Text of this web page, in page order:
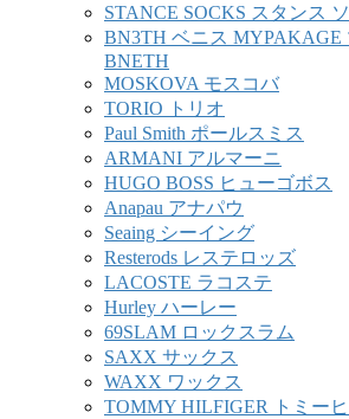
STANCE SOCKS スタンス
BN3TH ベニス MYPAKAGE
BNETH
MOSKOVA モスコバ
TORIO トリオ
Paul Smith ポールスミス
ARMANI アルマーニ
HUGO BOSS ヒューゴボス
Anapau アナパウ
Seaing シーイング
Resterods レステロッズ
LACOSTE ラコステ
Hurley ハーレー
69SLAM ロックスラム
SAXX サックス
WAXX ワックス
TOMMY HILFIGER トミー